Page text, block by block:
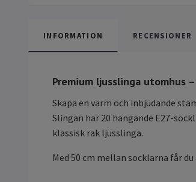
INFORMATION RECENSIONER
Premium ljusslinga utomhus
Skapa en varm och inbjudande
Slingan har 20 hängande E27-
klassisk rak ljusslinga.
Med 50 cm mellan socklarna får